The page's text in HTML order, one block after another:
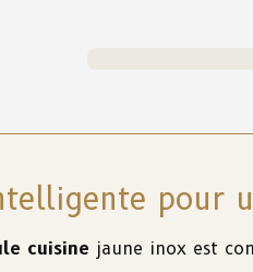
pour
cuisine jaune inox est